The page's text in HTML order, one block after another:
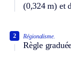
(0,324 m) et
Régionalisme.
Règle
2